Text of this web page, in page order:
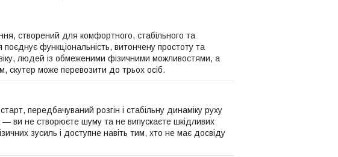
створений для комфортного, стабільного та
поєднує функціональність, витончену простоту та
людей із обмеженими фізичними можливостями, а
скутер може перевозити до трьох осіб.
передбачуваний розгін і стабільну динаміку руху
ви не створюєте шуму та не випускаєте шкідливих
зусиль і доступне навіть тим, хто не має досвіду